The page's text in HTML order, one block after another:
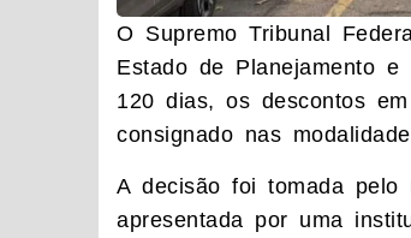
O Supremo Tribunal
Estado de Planejamento
120 dias, os descontos
consignado nas
A decisão foi tomada pelo
apresentada por uma